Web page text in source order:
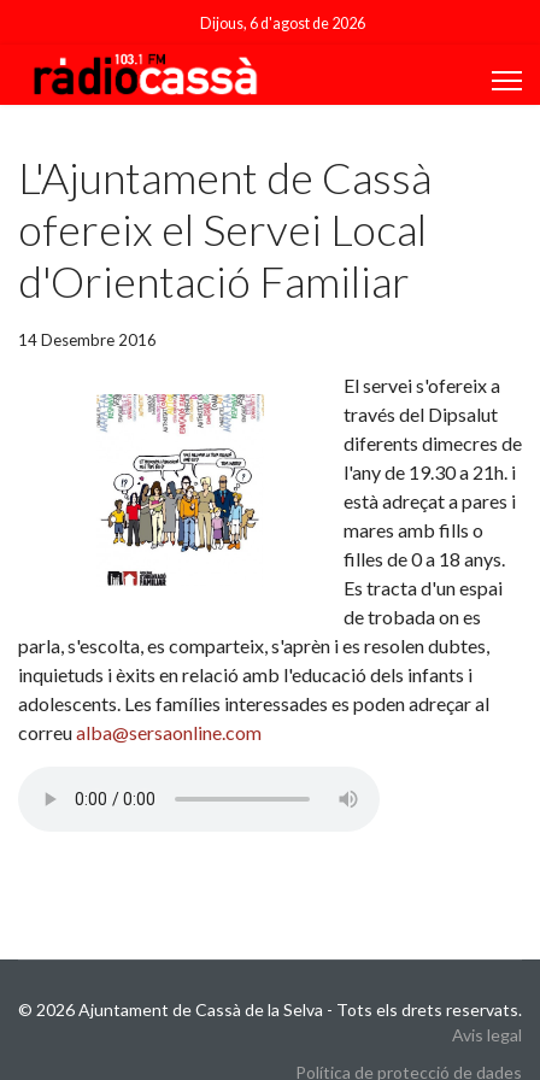
Dijous, 6 d'agost de 2026
L'Ajuntament de Cassà
ofereix el Servei Local
d'Orientació Familiar
14 Desembre 2016
El servei s'ofereix a
través del Dipsalut
diferents dimecres de
l'any de 19.30 a 21h. i
està adreçat a pares i
mares amb fills o
filles de 0 a 18 anys.
Es tracta d'un espai
de trobada on es
parla, s'escolta, es comparteix, s'aprèn i es resolen dubtes,
inquietuds i èxits en relació amb l'educació dels infants i
adolescents. Les famílies interessades es poden adreçar al
correualba@sersaonline.com
© 2026 Ajuntament de Cassà de la Selva - Tots els drets reservats.
Avis legal
Política de protecció de dades